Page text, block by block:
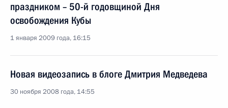
праздником – 50-й годовщиной Дня
освобождения Кубы
1 января 2009 года, 16:15
Новая видеозапись в блоге Дмитрия Медведева
30 ноября 2008 года, 14:55